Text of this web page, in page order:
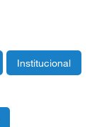
Institucional